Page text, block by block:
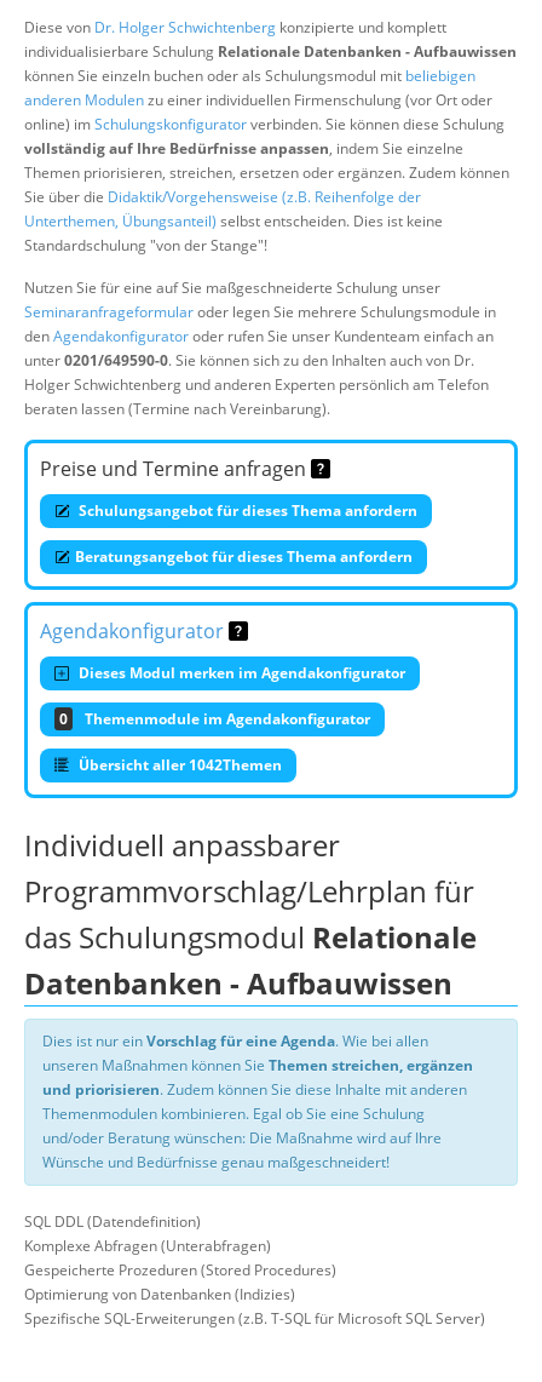
Suche
Diese von Dr. Holger Schwichtenberg konzipierte und komplett
individualisierbare Schulung Relationale Datenbanken - Aufbauwissen
können Sie einzeln buchen oder als Schulungsmodul mit beliebigen
anderen Modulenzu einer individuellen Firmenschulung (vor Ort oder
online) imSchulungskonfiguratorverbinden. Sie können diese Schulung
vollständig auf Ihre Bedürfnisse anpassen, indem Sie einzelne
Themen priorisieren, streichen, ersetzen oder ergänzen. Zudem können
Sie über die Didaktik/Vorgehensweise (z.B. Reihenfolge der
Unterthemen, Übungsanteil) selbst entscheiden. Dies ist keine
Standardschulung "von der Stange"!
Nutzen Sie für eine auf Sie maßgeschneiderte Schulung unser
Seminaranfrageformularoder legen Sie mehrere Schulungsmodule in
denAgendakonfiguratoroder rufen Sie unser Kundenteam einfach an
unter0201/649590-0. Sie können sich zu den Inhalten auch von Dr.
Holger Schwichtenberg und anderen Experten persönlich am Telefon
beraten lassen (Termine nach Vereinbarung).
Preise und Termine anfragen
Schulungsangebot für dieses Thema anfordern
Beratungsangebot für dieses Thema anfordern
Agendakonfigurator
Dieses Modul merken im Agendakonfigurator
0 Themenmodule im Agendakonfigurator
Übersicht aller 1042Themen
Individuell anpassbarer
Programmvorschlag/Lehrplan für
das Schulungsmodul Relationale
Datenbanken - Aufbauwissen
Dies ist nur einVorschlag für eine Agenda. Wie bei allen
unseren Maßnahmen können Sie Themen streichen, ergänzen
und priorisieren. Zudem können Sie diese Inhalte mit anderen
Themenmodulen kombinieren. Egal ob Sie eine Schulung
und/oder Beratung wünschen: Die Maßnahme wird auf Ihre
Wünsche und Bedürfnisse genau maßgeschneidert!
SQL DDL (Datendefinition)
Komplexe Abfragen (Unterabfragen)
Gespeicherte Prozeduren (Stored Procedures)
Optimierung von Datenbanken (Indizies)
Spezifische SQL-Erweiterungen (z.B. T-SQL für Microsoft SQL Server)